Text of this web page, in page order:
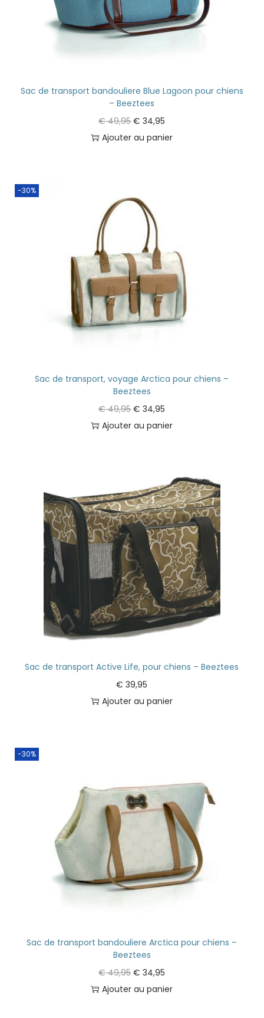
Sac de transport bandouliere Blue Lagoon pour chiens
– Beeztees
€49,95 € 34,95
Ajouter au panier
-30%
Sac de transport, voyage Arctica pour chiens –
Beeztees
€49,95 € 34,95
Ajouter au panier
Sac de transport Active Life, pour chiens – Beeztees
€ 39,95
Ajouter au panier
-30%
Sac de transport bandouliere Arctica pour chiens –
Beeztees
€49,95 € 34,95
Ajouter au panier